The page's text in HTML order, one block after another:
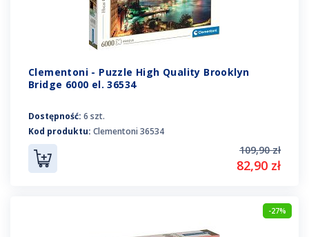
Clementoni - Puzzle High Quality Brooklyn
Bridge 6000 el. 36534
Dostępność: 6 szt.
Kod produktu: Clementoni 36534
109,90 zł
82,90 zł
-27%